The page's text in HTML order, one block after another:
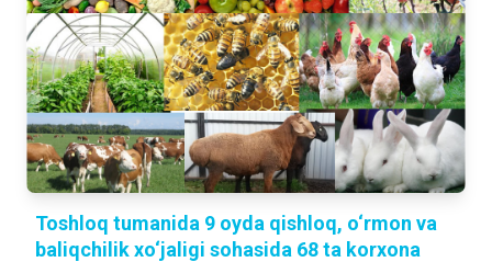
Toshloq tumanida 9 oyda qishloq, o‘rmon va
baliqchilik xo‘jaligi sohasida 68 ta korxona